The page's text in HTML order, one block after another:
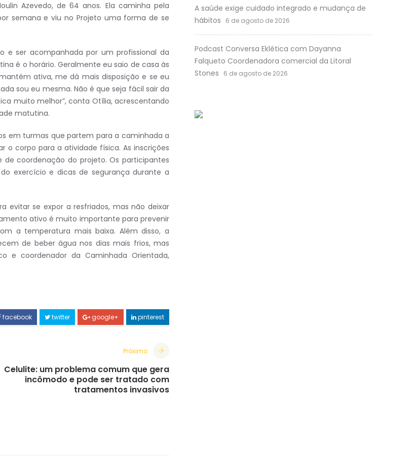
Azevedo, de 64 anos. Ela caminha pela
semana e viu no Projeto uma forma de se
e ser acompanhada por um profissional da
é o horário. Geralmente eu saio de casa às
ativa, me dá mais disposição e se eu
sou eu mesma. Não é que seja fácil sair da
muito melhor”, conta Otília, acrescentando
matutina.
em turmas que partem para a caminhada a
o corpo para a atividade física. As inscrições
coordenação do projeto. Os participantes
exercício e dicas de segurança durante a
evitar se expor a resfriados, mas não deixar
ativo é muito importante para prevenir
a temperatura mais baixa. Além disso, a
de beber água nos dias mais frios, mas
e coordenador da Caminhada Orientada,
facebook twitter google+ pinterest
Próximo
Celulite: um problema comum que gera
incômodo e pode ser tratado com
tratamentos invasivos
A saúde exige cuidado integrado e mudança de
hábitos
6 de agosto de 2026
Podcast Conversa Eklética com Dayanna
Falqueto Coordenadora comercial da Litoral
Stones
6 de agosto de 2026